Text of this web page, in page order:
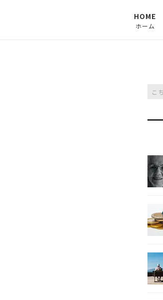
HOME
ホーム